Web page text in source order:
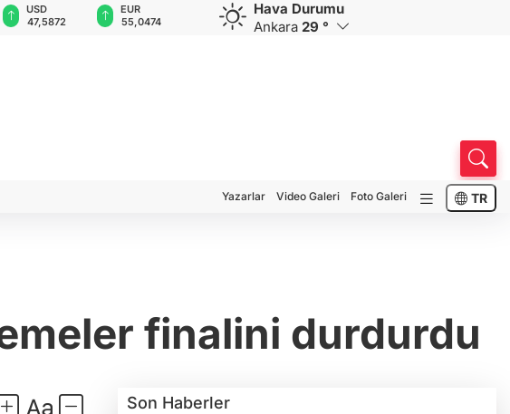
USD
47,5872
EUR
55,0474
GBP
64,1909
CHF
58,9388
Hava Durumu
Ankara 29 °
Yazarlar Video Galeri Foto Galeri TR
finalini durdurdu
Son Haberler